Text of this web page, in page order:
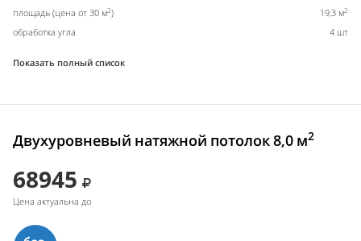
площадь (цена от 30 м2) 19,3 м2
обработка угла 4 шт
Показать полный список
Двухуровневый натяжной потолок 8,0 м2
68945
Цена актуальна до